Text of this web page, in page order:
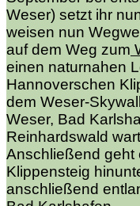
Weser) setzt ihr
weisen nun
auf dem Weg zum
einen naturnahen
Hannoverschen
dem Weser-
Weser, Bad
Reinhardswald
Anschließend geht
Klippensteig
anschließend